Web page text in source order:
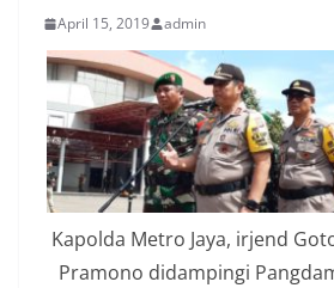
April 15, 2019 admin
Kapolda Metro Jaya, irjend
Pramono didampingi